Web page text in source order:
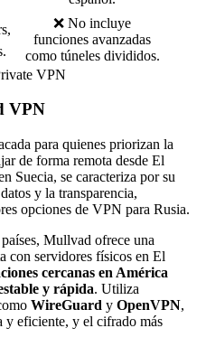
❌ No incluye
funciones avanzadas
como túneles divididos.
VPN
VPN
para quienes priorizan la
de forma remota desde El
Suecia, se caracteriza por su
y la transparencia,
opciones de VPN para Rusia.
Mullvad ofrece una
con servidores físicos en El
cercanas en América
y rápida. Utiliza
WireGuard y OpenVPN,
y eficiente, y el cifrado más